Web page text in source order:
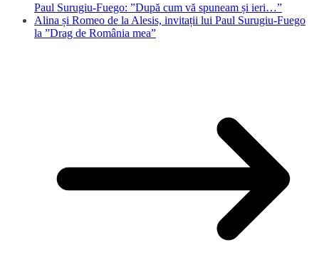
Paul Surugiu-Fuego: ”După cum vă spuneam și ieri…”
Alina și Romeo de la Alesis, invitații lui Paul Surugiu-Fuego
la ”Drag de România mea”